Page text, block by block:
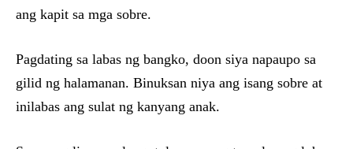
ang kapit sa mga sobre.
Pagdating sa labas ng bangko, doon siya napaupo sa
gilid ng halamanan. Binuksan niya ang isang sobre at
inilabas ang sulat ng kanyang anak.